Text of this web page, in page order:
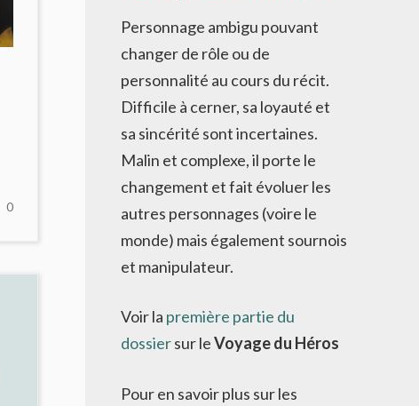
0NO
Personnage ambigu pouvant
changer de rôle ou de
personnalité au cours du récit.
Difficile à cerner, sa loyauté et
sa sincérité sont incertaines.
Malin et complexe, il porte le
changement et fait évoluer les
autres personnages (voire le
monde) mais également sournois
et manipulateur.
Voir la première partie du
dossiersur leVoyage du Héros
Pour en savoir plus sur les